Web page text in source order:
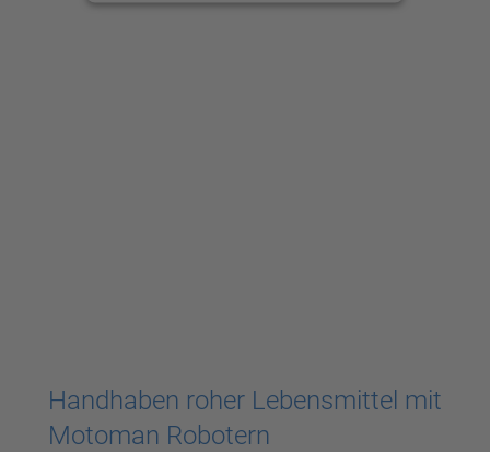
anzusehen.
Handhaben roher Lebensmittel mit
Motoman Robotern